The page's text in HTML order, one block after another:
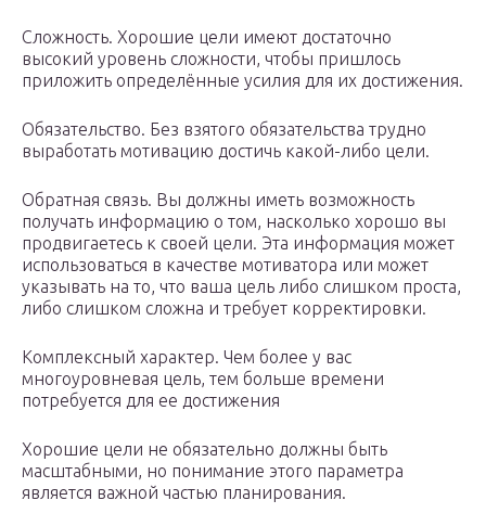
Сложность. Хорошие цели имеют достаточно
высокий уровень сложности, чтобы пришлось
приложить определённые усилия для их достижения.
Обязательство. Без взятого обязательства трудно
выработать мотивацию достичь какой-либо цели.
Обратная связь. Вы должны иметь возможность
получать информацию о том, насколько хорошо вы
продвигаетесь к своей цели. Эта информация может
использоваться в качестве мотиватора или может
указывать на то, что ваша цель либо слишком проста,
либо слишком сложна и требует корректировки.
Комплексный характер. Чем более у вас
многоуровневая цель, тем больше времени
потребуется для ее достижения
Хорошие цели не обязательно должны быть
масштабными, но понимание этого параметра
является важной частью планирования.